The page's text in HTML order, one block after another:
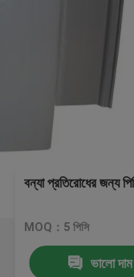
বন্যা প্রতিরোধের জন্য
MOQ：5 পিসি
ভালো দাম